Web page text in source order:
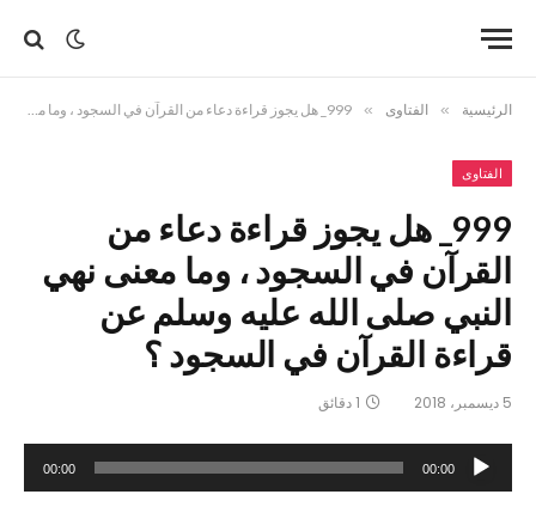
الرئيسية » الفتاوى » 999_ هل يجوز قراءة دعاء من القرآن في السجود ، وما معنى نهي النبي صلى الله عليه وسلم عن قراءة القرآن في السجود ؟
الفتاوى
999_ هل يجوز قراءة دعاء من
القرآن في السجود ، وما معنى نهي
النبي صلى الله عليه وسلم عن
قراءة القرآن في السجود ؟
5 ديسمبر، 2018 1 دقائق
مشغل
الصوت
00:00
00:00